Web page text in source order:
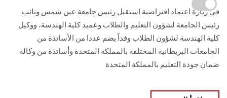
في زيارة اعتماد افتراضية استقبل رئيس جامعة عين شمس ونائب
رئيس الجامعة لشؤون التعليم والطلاب وعميد كلية الهندسة، ووكيل
كلية الهندسة لشؤون الطلاب وفداً يضم عددا من الأساتذة من
الجامعات البريطانية المختلفة بالمملكة المتحدة وأساتذة من وكالة
ضمان جودة التعليم بالمملكة المتحدة